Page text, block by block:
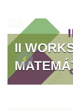
II